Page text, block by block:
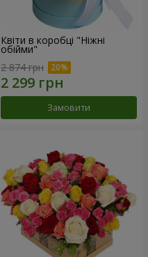
Квіти в коробці "Ніжні
обійми"
2 874 грн
Замовити